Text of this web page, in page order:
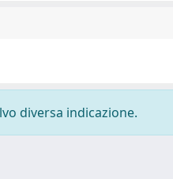
diversa indicazione.